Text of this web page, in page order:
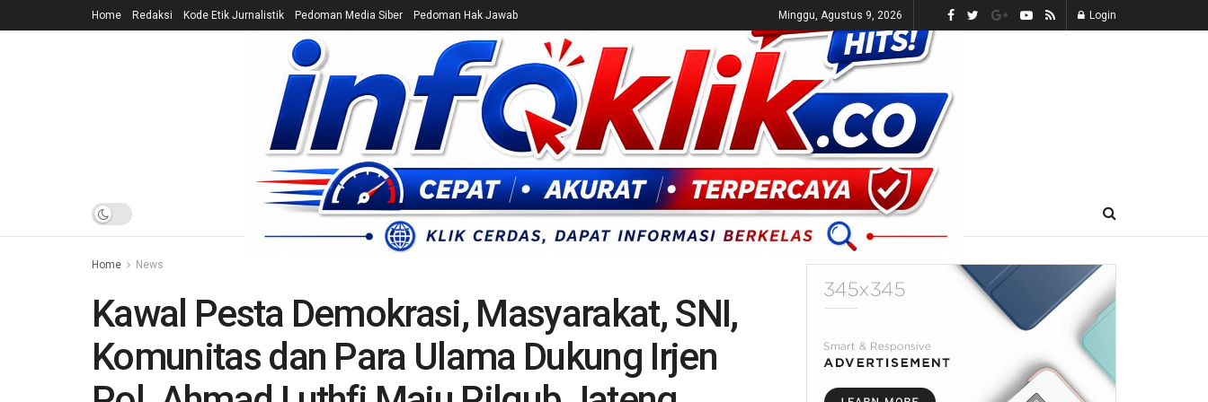
Home Redaksi Kode Etik Jurnalistik Pedoman Media Siber Pedoman Hak Jawab Minggu, Agustus 9, 2026 Login
HOME NEWS CEK FAKTA ENTERTAINMENT BREAKING NEWS UMUM E-KORAN LIVE TV
Home News
Kawal Pesta Demokrasi, Masyarakat, SNI,
Komunitas dan Para Ulama Dukung Irjen